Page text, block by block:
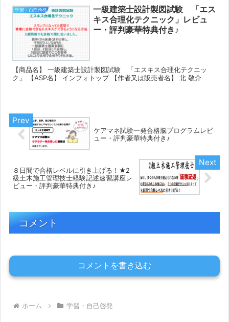
学習・自己啓発
一級建築士設計製図試験 「エス
キス合理化テクニック」レビュ
ー・評判豪華特典付き♪
【商品名】 一級建築士設計製図試験 「エスキス合理化テクニッ
ク」 【ASP名】 インフォトップ 【作者又は販売者名】 北 敬介
ケアマネ試験一発合格脳プログラムレビ
ュー・評判豪華特典付き♪
８日間で合格レベルに引き上げる！★2
級土木施工管理技士経験記述速習講座レ
ビュー・評判豪華特典付き♪
コメント
コメントを書き込む
ホーム 学習・自己啓発